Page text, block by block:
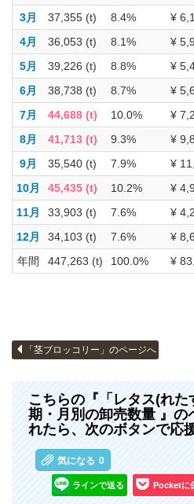
3月
37,355 (t) 8.4% ¥
4月
36,053 (t) 8.1% ¥
5月
39,226 (t) 8.8% ¥
6月
38,738 (t) 8.7% ¥
7月
44,688 (t) 10.0% ¥
8月
41,713 (t) 9.3% ¥
9月
35,540 (t) 7.9% ¥
10月
45,435 (t) 10.2% ¥
11月
33,903 (t) 7.6% ¥
12月
34,103 (t) 7.6% ¥
年間
447,263 (t) 100.0% ¥
「茎ブロッコリー」のページへ
こちらの『「レタス(れ
期・月別の卸売数量 』の
れたら、次のボタンで応
気になる 0
ラインで送る Pocketに